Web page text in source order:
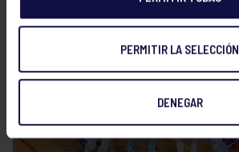
PERMITIR LA SELECCIÓN
DENEGAR